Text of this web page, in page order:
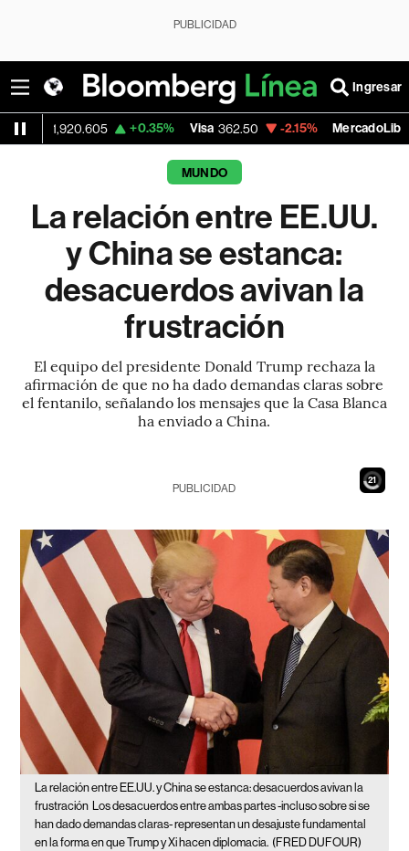
PUBLICIDAD
Ingresar
+0.35% Visa 362.50 -2.15% MercadoLibre 1,821.795
MUNDO
La relación entre EE.UU.
y China se estanca:
desacuerdos avivan la
frustración
El equipo del presidente Donald Trump rechaza la
afirmación de que no ha dado demandas claras sobre
el fentanilo, señalando los mensajes que la Casa Blanca
ha enviado a China.
19
PUBLICIDAD
La relación entre EE.UU. y China se estanca: desacuerdos avivan la
frustración Los desacuerdos entre ambas partes -incluso sobre si se
han dado demandas claras- representan un desajuste fundamental
en la forma en que Trump y Xi hacen diplomacia. (FRED DUFOUR)